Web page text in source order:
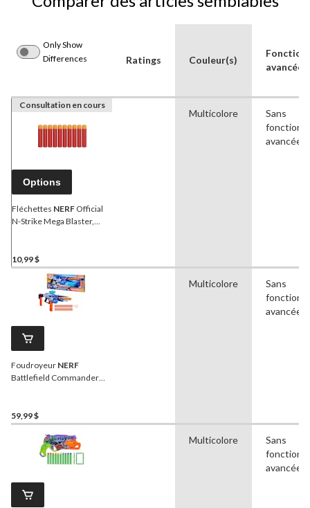
Only Show
Differences
Ratings Couleur(s)
avancées
Consultation en cours
Options
Fléchettes NERF Official
N-Strike Mega Blaster,
10,99 $
Multicolore
Sans
avancées
Foudroyeur NERF
Battlefield Commander
59,99 $
Multicolore
Sans
avancées
Multicolore
Sans
avancées